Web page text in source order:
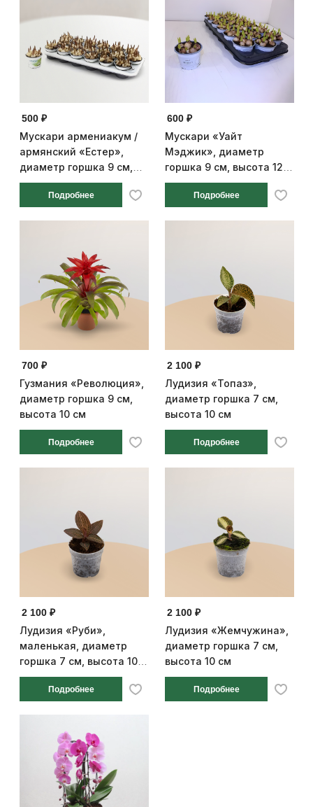
500 ₽
Мускари армениакум /
армянский «Естер»,
диаметр горшка 9 см,
высота 12 см
Подробнее
600 ₽
Мускари «Уайт
Мэджик», диаметр
горшка 9 см, высота 12
см
Подробнее
700 ₽
Гузмания «Революция»,
диаметр горшка 9 см,
высота 10 см
Подробнее
2 100 ₽
Лудизия «Топаз»,
диаметр горшка 7 см,
высота 10 см
Подробнее
2 100 ₽
Лудизия «Руби»,
маленькая, диаметр
горшка 7 см, высота 10
см
Подробнее
2 100 ₽
Лудизия «Жемчужина»,
диаметр горшка 7 см,
высота 10 см
Подробнее